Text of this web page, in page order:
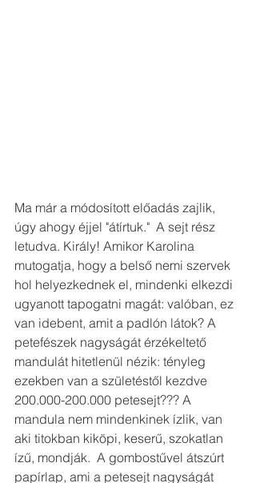
Ma már a módosított előadás zajlik,
úgy ahogy éjjel "átírtuk."  A sejt rész
letudva. Király! Amikor Karolina
mutogatja, hogy a belső nemi szervek
hol helyezkednek el, mindenki elkezdi
ugyanott tapogatni magát: valóban, ez
van idebent, amit a padlón látok? A
petefészek nagyságát érzékeltető
mandulát hitetlenül nézik: tényleg
ezekben van a születéstől kezdve
200.000-200.000 petesejt??? A
mandula nem mindenkinek ízlik, van
aki titokban kiköpi, keserű, szokatlan
ízű, mondják.  A gombostűvel átszúrt
papírlap, ami a petesejt nagyságát